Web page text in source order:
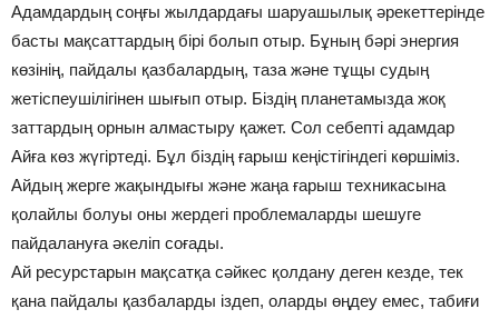
Адамдардың соңғы жылдардағы шаруашылық әрекеттерінде
басты мақсаттардың бірі болып отыр. Бұның бәрі энергия
көзінің, пайдалы қазбалардың, таза және тұщы судың
жетіспеушілігінен шығып отыр. Біздің планетамызда жоқ
заттардың орнын алмастыру қажет. Сол себепті адамдар
Айға көз жүгіртеді. Бұл біздің ғарыш кеңістігіндегі көршіміз.
Айдың жерге жақындығы және жаңа ғарыш техникасына
қолайлы болуы оны жердегі проблемаларды шешуге
пайдалануға әкеліп соғады.
Ай ресурстарын мақсатқа сәйкес қолдану деген кезде, тек
қана пайдалы қазбаларды іздеп, оларды өңдеу емес, табиғи